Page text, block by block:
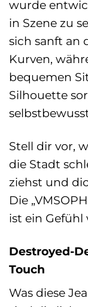
wurde
in Szene zu
sich sanft an
Kurven,
bequemen
Silhouette
Stell dir vor,
die Stadt
ziehst und
Die
ist ein Gefühl
Destroyed-
Touch
Was diese